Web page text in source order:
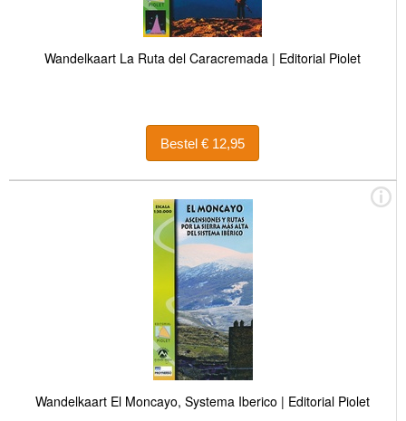
Wandelkaart La Ruta del Caracremada | Editorial Piolet
Bestel € 12,95
Wandelkaart El Moncayo, Systema Iberico | Editorial Piolet